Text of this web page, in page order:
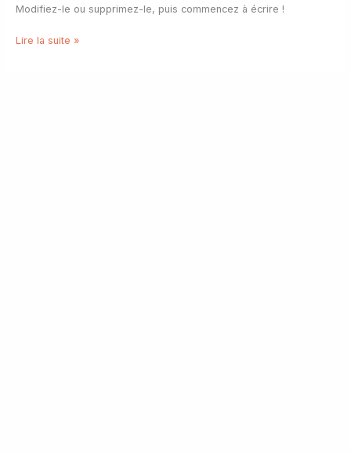
Modifiez-le ou supprimez-le, puis commencez à écrire !
Lire la suite »